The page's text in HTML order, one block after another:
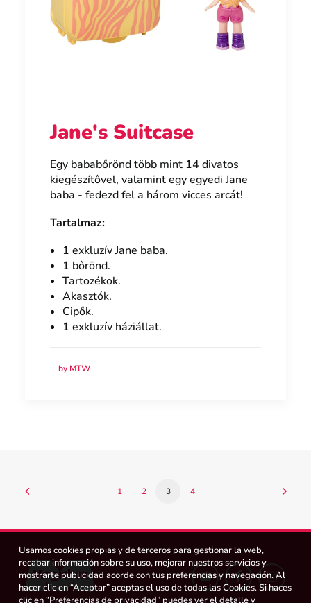
Jane's Suitcase
Egy bababőrönd több mint 14 divatos
kiegészítővel, valamint egy egyedi Jane
baba - fedezd fel a három vicces arcát!
Tartalmaz:
1 exkluzív Jane baba.
1 bőrönd.
Tartozékok.
Akasztók.
Cipők.
1 exkluzív háziállat.
by MTW
1 2 3 4
Usamos cookies propias y de terceros para gestionar la web,
recabar información sobre su uso, mejorar nuestros servicios y
mostrarte publicidad acorde con tus preferencias y navegación. Al
hacer clic en “Aceptar” aceptas el uso de todas las Cookies. Si haces
clic en “Preferencias de privacidad” puedes ver el detalle y